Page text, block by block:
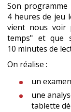
Son
4 heures de jeu
vient nous voir
temps" et que
10 minutes de
On réalise :
un
une
tablette